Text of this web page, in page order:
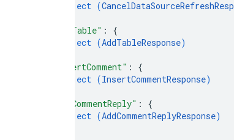
object (
"addTable" : {
object (AddTableResponse)
"insertComment" : {
object (InsertCommentResponse)
"addCommentReply" : {
object (AddCommentReplyResponse)